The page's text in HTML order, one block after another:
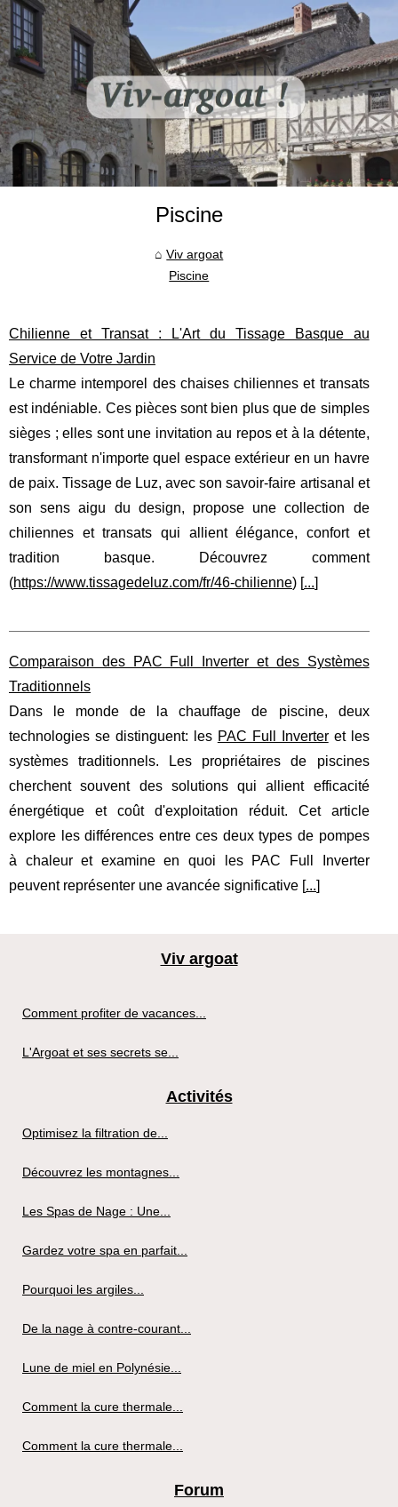
Piscine
Viv argoat
Piscine
Chilienne et Transat : L'Art du Tissage Basque au
Service de Votre Jardin
Le charme intemporel des chaises chiliennes et transats
est indéniable. Ces pièces sont bien plus que de simples
sièges ; elles sont une invitation au repos et à la détente,
transformant n'importe quel espace extérieur en un havre
de paix. Tissage de Luz, avec son savoir-faire artisanal et
son sens aigu du design, propose une collection de
chiliennes et transats qui allient élégance, confort et
tradition basque. Découvrez comment
(https://www.tissagedeluz.com/fr/46-chilienne) [...]
Comparaison des PAC Full Inverter et des Systèmes
Traditionnels
Dans le monde de la chauffage de piscine, deux
technologies se distinguent: les PAC Full Inverteret les
systèmes traditionnels. Les propriétaires de piscines
cherchent souvent des solutions qui allient efficacité
énergétique et coût d'exploitation réduit. Cet article
explore les différences entre ces deux types de pompes
à chaleur et examine en quoi les PAC Full Inverter
peuvent représenter une avancée significative [...]
Viv argoat
Comment profiter de vacances...
L'Argoat et ses secrets se...
Activités
Optimisez la filtration de...
Découvrez les montagnes...
Les Spas de Nage : Une...
Gardez votre spa en parfait...
Pourquoi les argiles...
De la nage à contre-courant...
Lune de miel en Polynésie...
Comment la cure thermale...
Comment la cure thermale...
Forum